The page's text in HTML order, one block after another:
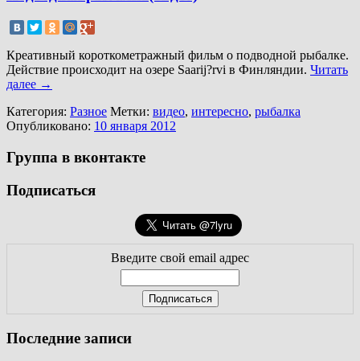
Креативный короткометражный фильм о подводной рыбалке.
Действие происходит на озере Saarij?rvi в Финляндии. Читать
далее →
Категория: Разное Метки: видео, интересно, рыбалка
Опубликовано: 10 января 2012
Группа в вконтакте
Подписаться
Введите свой email адрес
Последние записи